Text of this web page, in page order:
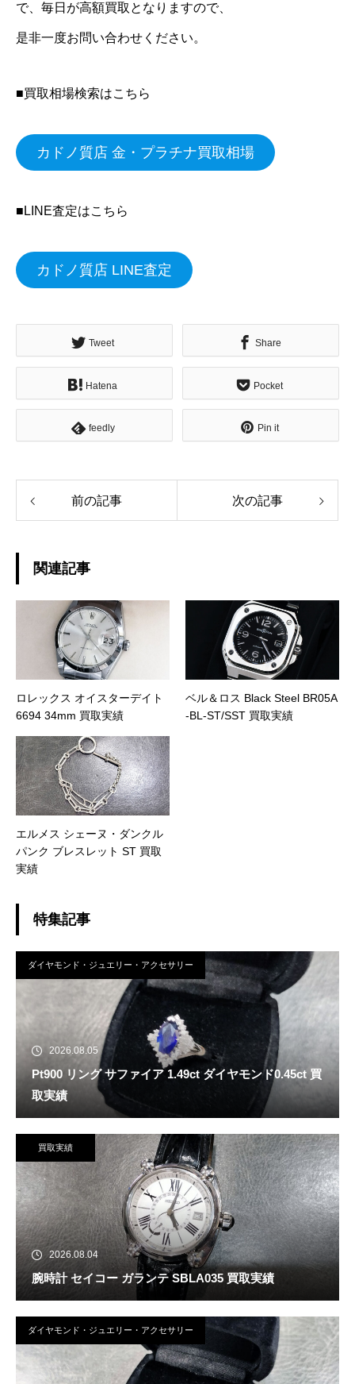
で、毎日が高額買取となりますので、
是非一度お問い合わせください。
■買取相場検索はこちら
カドノ質店 金・プラチナ買取相場
■LINE査定はこちら
カドノ質店 LINE査定
Tweet Share
Hatena Pocket
feedly Pin it
前の記事 次の記事
関連記事
ロレックス オイスターデイト
6694 34mm 買取実績
ベル＆ロス Black Steel BR05A
-BL-ST/SST 買取実績
エルメス シェーヌ・ダンクル
パンク ブレスレット ST 買取
実績
特集記事
ダイヤモンド・ジュエリー・アクセサリー
2026.08.05
Pt900 リング サファイア 1.49ct ダイヤモンド0.45ct 買
取実績
買取実績
2026.08.04
腕時計 セイコー ガランテ SBLA035 買取実績
ダイヤモンド・ジュエリー・アクセサリー